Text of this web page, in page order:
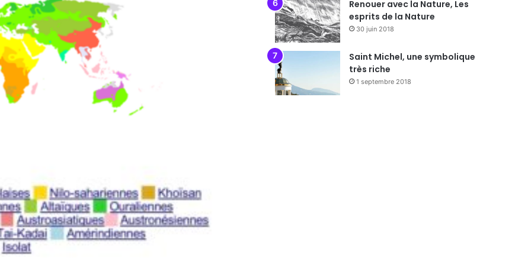
Renouer avec la Nature, Les
esprits de la Nature
30 juin 2018
Saint Michel, une symbolique
très riche
1 septembre 2018